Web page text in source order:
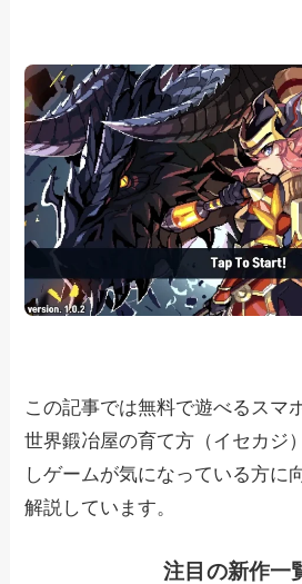
この記事では無料で遊べるスマ
世界鍛冶屋の育て方（イセカジ
しゲームが気になっている方に
解説しています。
注目の新作一